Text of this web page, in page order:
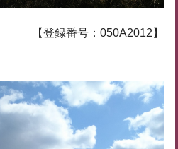
【登録番号：050A2012】